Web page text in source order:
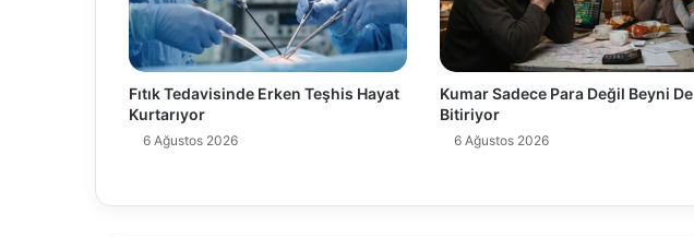
Fıtık Tedavisinde Erken Teşhis Hayat
Kurtarıyor
6 Ağustos 2026
Kumar Sadece Para Değil Beyni De
Bitiriyor
6 Ağustos 2026